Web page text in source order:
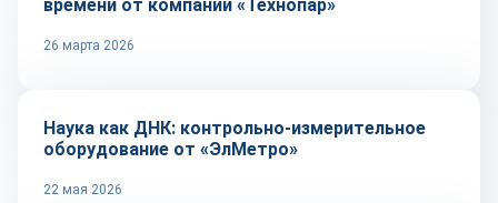
времени от компании «Технопар»
26 марта 2026
Репортаж
Наука как ДНК: контрольно-измерительное
оборудование от «ЭлМетро»
22 мая 2026
Рынок